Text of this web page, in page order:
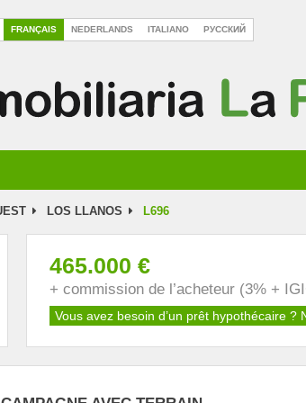
FRANÇAIS NEDERLANDS ITALIANO РУССКИЙ
LOS LLANOS L696
465.000 €
+ commission de l’acheteur (3% +
Vous avez besoin d’un prêt hypothécaire ?